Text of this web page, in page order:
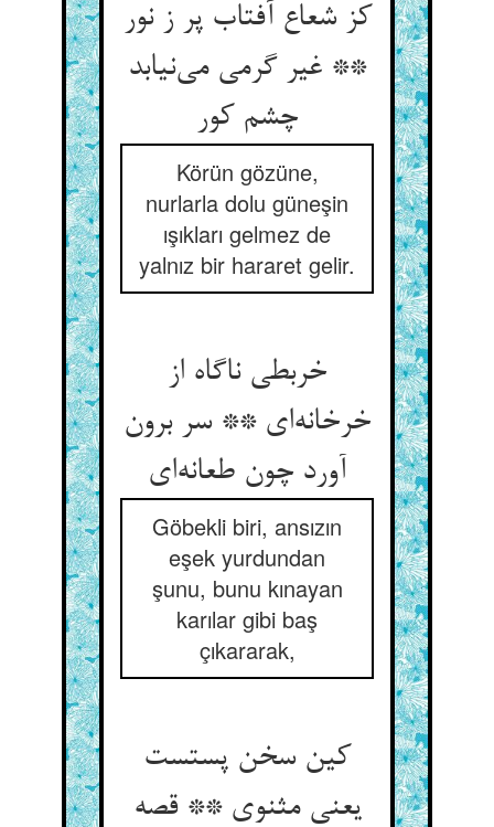
کز شعاع آفتاب پر ز نور
** غیر گرمی می‌نیابد
چشم کور
Körün gözüne,
nurlarla dolu güneşin
ışıkları gelmez de
yalnız bir hararet gelir.
خربطی ناگاه از
خرخانه‌ای ** سر برون
آورد چون طعانه‌ای
Göbekli biri, ansızın
eşek yurdundan
şunu, bunu kınayan
karılar gibi baş
çıkararak,
کین سخن پستست
یعنی مثنوی ** قصه